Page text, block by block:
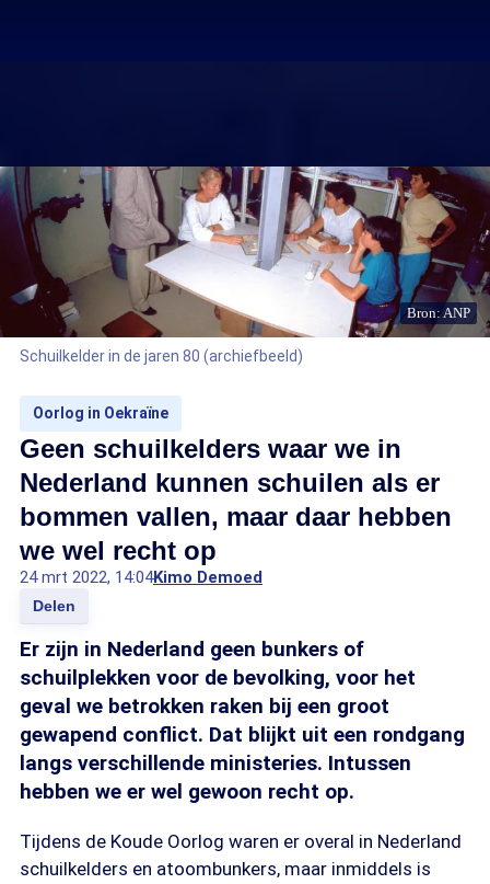
Bron: ANP
Schuilkelder in de jaren 80 (archiefbeeld)
Oorlog in Oekraïne
Geen schuilkelders waar we in
Nederland kunnen schuilen als er
bommen vallen, maar daar hebben
we wel recht op
24 mrt 2022, 14:04Kimo Demoed
Delen
Er zijn in Nederland geen bunkers of
schuilplekken voor de bevolking, voor het
geval we betrokken raken bij een groot
gewapend conflict. Dat blijkt uit een rondgang
langs verschillende ministeries. Intussen
hebben we er wel gewoon recht op.
Tijdens de Koude Oorlog waren er overal in Nederland
schuilkelders en atoombunkers, maar inmiddels is